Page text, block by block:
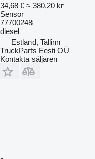
34,68 € ≈ 380,20 kr
Sensor
77700248
diesel
Estland, Tallinn
TruckParts Eesti OÜ
Kontakta säljaren